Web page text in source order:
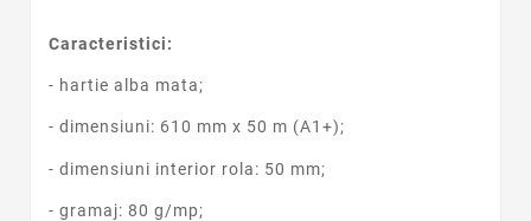
Caracteristici:
- hartie alba mata;
- dimensiuni: 610 mm x 50 m (A1+);
- dimensiuni interior rola: 50 mm;
- gramaj: 80 g/mp;